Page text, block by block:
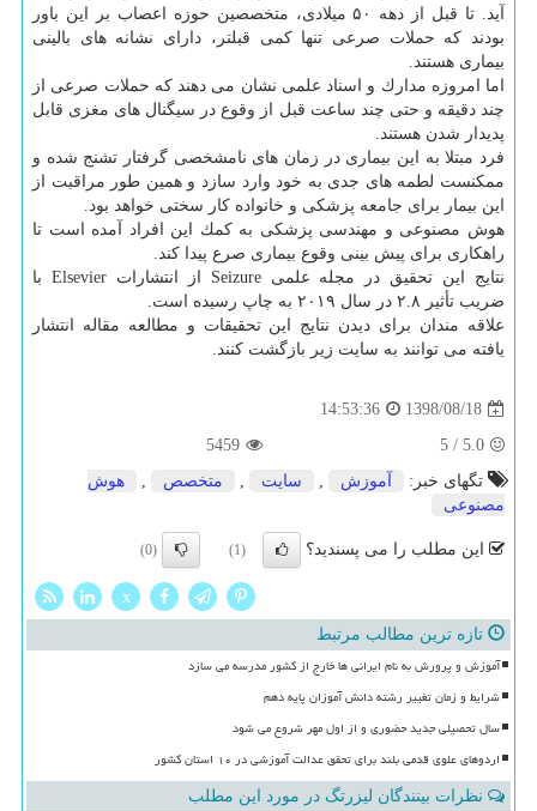
آید. تا قبل از دهه ۵۰ میلادی، متخصصین حوزه اعصاب بر این باور
بودند كه حملات صرعی تنها كمی قبلتر، دارای نشانه های بالینی
بیماری هستند.
اما امروزه مدارك و اسناد علمی نشان می دهند كه حملات صرعی از
چند دقیقه و حتی چند ساعت قبل از وقوع در سیگنال های مغزی قابل
پدیدار شدن هستند.
فرد مبتلا به این بیماری در زمان های نامشخصی گرفتار تشنج شده و
ممكنست لطمه های جدی به خود وارد سازد و همین طور مراقبت از
این بیمار برای جامعه پزشكی و خانواده كار سختی خواهد بود.
هوش مصنوعی و مهندسی پزشكی به كمك این افراد آمده است تا
راهكاری برای پیش بینی وقوع بیماری صرع پیدا كند.
نتایج این تحقیق در مجله علمی Seizure از انتشارات Elsevier با
ضریب تأثیر ۲.۸ در سال ۲۰۱۹ به چاپ رسیده است.
علاقه مندان برای دیدن نتایج این تحقیقات و مطالعه مقاله انتشار
یافته می توانند به سایت زیر بازگشت كنند.
1398/08/18
14:53:36
5.0
/
5
5459
تگهای خبر:
آموزش , سایت , متخصص ,
هوش
مصنوعی
این مطلب را می پسندید؟ (1)
(0)
x
تازه ترین مطالب مرتبط
آموزش و پرورش به نام ایرانی ها خارج از کشور مدرسه می سازد
شرایط و زمان تغییر رشته دانش آموزان پایه دهم
سال تحصیلی جدید حضوری و از اول مهر شروع می شود
اردوهای علوی قدمی بلند برای تحقق عدالت آموزشی در ۱۰ استان کشور
نظرات بینندگان لیزرتگ در مورد این مطلب